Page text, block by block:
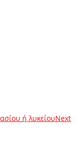
ή λυκείουNext